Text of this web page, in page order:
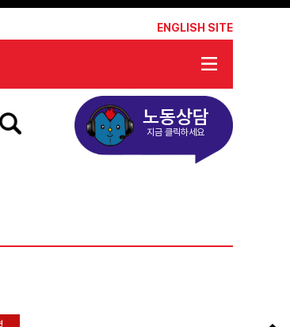
ENGLISH SITE
노동상담
지금 클릭하세요